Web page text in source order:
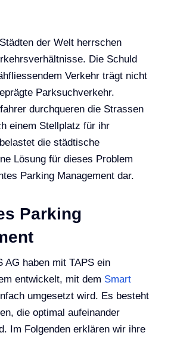
der Welt herrschen
Die Schuld
Verkehr trägt nicht
Parksuchverkehr.
durchqueren die Strassen
einem Stellplatz für ihr
die städtische
Lösung für dieses Problem
Parking Management dar.
Parking
AG haben mit TAPS ein
entwickelt, mit dem Smart
umgesetzt wird. Es besteht
die optimal aufeinander
Im Folgenden erklären wir ihre